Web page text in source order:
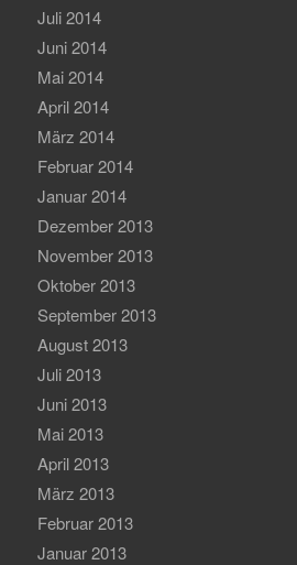
Juli 2014
Juni 2014
Mai 2014
April 2014
März 2014
Februar 2014
Januar 2014
Dezember 2013
November 2013
Oktober 2013
September 2013
August 2013
Juli 2013
Juni 2013
Mai 2013
April 2013
März 2013
Februar 2013
Januar 2013